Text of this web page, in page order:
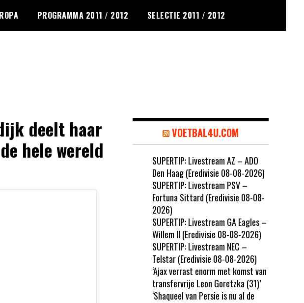
PROGRAMMA 2011 / 2012 SELECTIE 2011 / 2012
deelt haar
hele wereld
VOETBAL4U.COM
SUPERTIP: Livestream AZ – ADO
Den Haag (Eredivisie 08-08-2026)
SUPERTIP: Livestream PSV –
Fortuna Sittard (Eredivisie 08-08-
2026)
SUPERTIP: Livestream GA Eagles –
Willem II (Eredivisie 08-08-2026)
SUPERTIP: Livestream NEC –
Telstar (Eredivisie 08-08-2026)
‘Ajax verrast enorm met komst van
transfervrije Leon Goretzka (31)’
‘Shaqueel van Persie is nu al de